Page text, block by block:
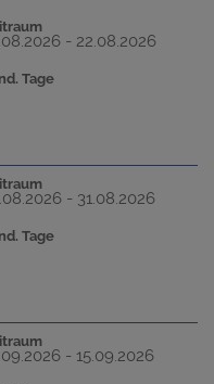
- 22.08.2026
Tage
- 31.08.2026
Tage
- 15.09.2026